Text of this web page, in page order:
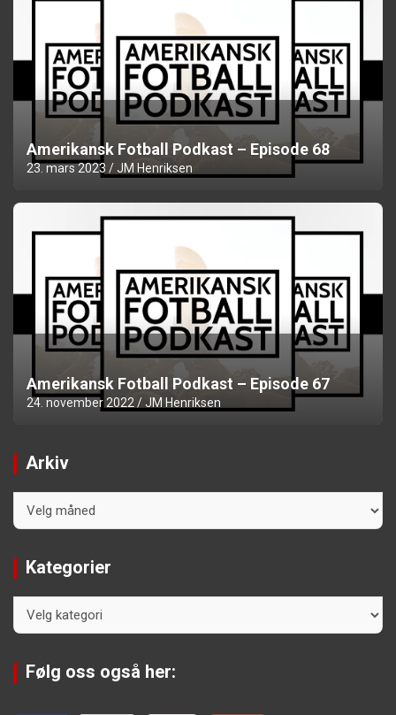
Amerikansk Fotball Podkast – Episode 68
23. mars 2023 JM Henriksen
Amerikansk Fotball Podkast – Episode 67
24. november 2022 JM Henriksen
Arkiv
Kategorier
Følg oss også her: